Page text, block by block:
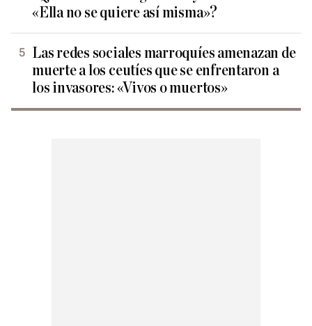
«Ella no se quiere así misma»?
Las redes sociales marroquíes amenazan de
muerte a los ceutíes que se enfrentaron a
los invasores: «Vivos o muertos»